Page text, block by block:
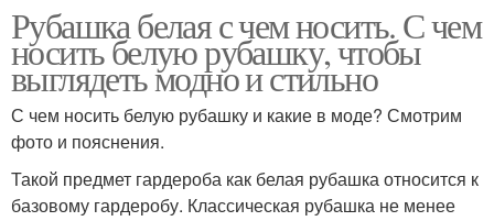
Рубашка белая с чем носить. С чем
носить белую рубашку, чтобы
выглядеть модно и стильно
С чем носить белую рубашку и какие в моде? Смотрим
фото и пояснения.
Такой предмет гардероба как белая рубашка относится к
базовому гардеробу. Классическая рубашка не менее